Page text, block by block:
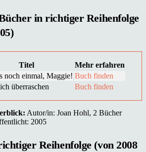
in richtiger Reihenfolge
Titel
Mehr erfahren
noch einmal, Maggie! Buch finden
überraschen Buch finden
Autor/in: Joan Hohl, 2 Bücher
2005
Reihenfolge (von 2008